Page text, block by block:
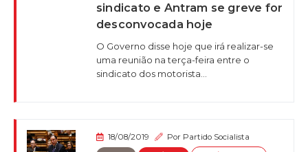
sindicato e Antram se greve for
desconvocada hoje
O Governo disse hoje que irá realizar-se
uma reunião na terça-feira entre o
sindicato dos motorista...
18/08/2019 Por Partido Socialista